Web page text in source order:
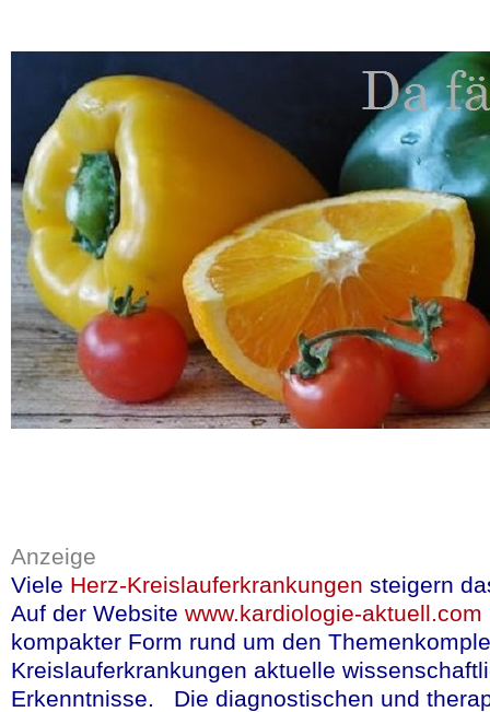
Das Magazin ÖKO
gesammelt und
einem positiven
Als besonders
reichlich
auchFolsäure,
pasteurisierten
Milchsäurebakterien
Quelle: Spiegel, 22.4.2026,
Anzeige
Viele Herz-Kreislauferkrankungen steigern
Auf der Website www.kardiologie-aktuell.com
kompakter Form rund um den
Kreislauferkrankungen aktuelle
Erkenntnisse. Die diagnostischen und